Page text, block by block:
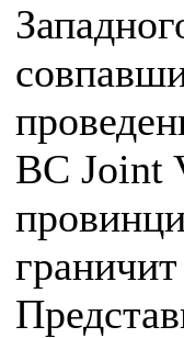
ВС Joint